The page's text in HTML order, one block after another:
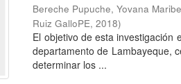
Bereche Pupuche, Yovana
Ruiz GalloPE,2018)
El objetivo de esta investigación
departamento de Lambayeque,
determinar los ...